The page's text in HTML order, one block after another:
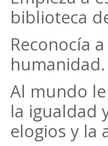
biblioteca
Reconocía
humanidad.
Al mundo
la igualdad
elogios y la